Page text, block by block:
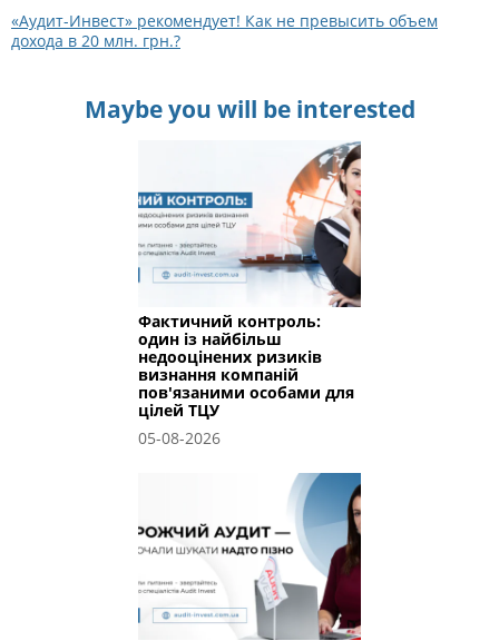
«Аудит-Инвест» рекомендует! Как не превысить объем
дохода в 20 млн. грн.?
Maybe you will be interested
Фактичний контроль:
один із найбільш
недооцінених ризиків
визнання компаній
пов'язаними особами для
цілей ТЦУ
05-08-2026